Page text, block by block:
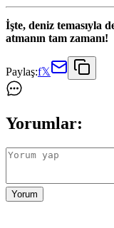
İşte, deniz temasıyla
atmanın tam zamanı!
Paylaş:f𝕏
Yorumlar:
Yorum